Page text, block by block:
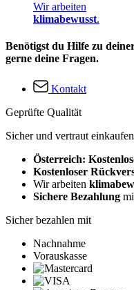
Wir arbeiten
klimabewusst.
Benötigst du Hilfe zu
gerne deine Fragen.
Kontakt
Geprüfte Qualität
Sicher und vertraut einkaufen
Österreich:
Kostenloser
Wir arbeiten
Sichere Bezahlung
Sicher bezahlen mit
Nachnahme
Vorauskasse